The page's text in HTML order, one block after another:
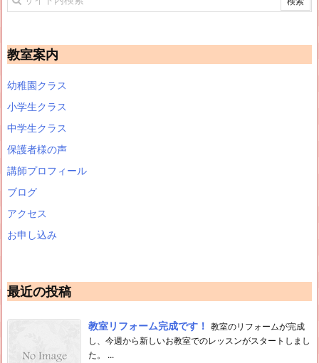
教室案内
幼稚園クラス
小学生クラス
中学生クラス
保護者様の声
講師プロフィール
ブログ
アクセス
お申し込み
最近の投稿
教室リフォーム完成です！ 教室のリフォームが完成
し、今週から新しいお教室でのレッスンがスタートしまし
た。 ...